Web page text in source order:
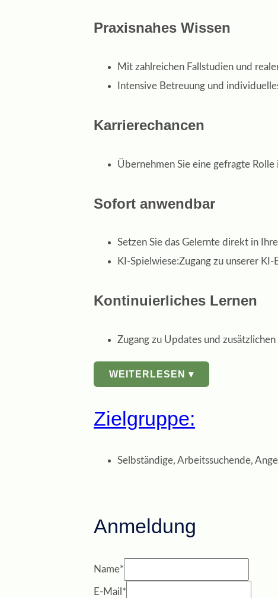
Praxisnahes Wissen
Mit zahlreichen Fallstudien und
Intensive Betreuung und
Karrierechancen
Übernehmen Sie eine gefragte
Sofort anwendbar
Setzen Sie das Gelernte direkt in
KI-Spielwiese:Zugang zu unserer
Kontinuierliches Lernen
Zugang zu Updates und
WEITERLESEN ▾
Zielgruppe:
Selbständige, Arbeitssuchende,
Anmeldung
Name*
E-Mail *